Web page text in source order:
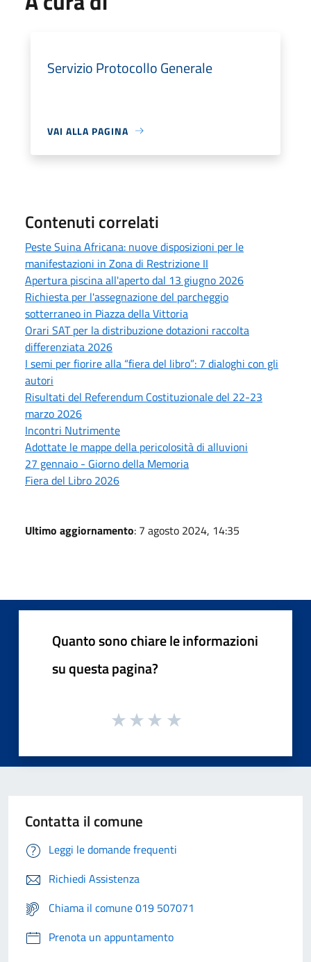
Servizio Protocollo Generale
VAI ALLA PAGINA
Contenuti correlati
Peste Suina Africana: nuove disposizioni per le
manifestazioni in Zona di Restrizione II
Apertura piscina all'aperto dal 13 giugno 2026
Richiesta per l'assegnazione del parcheggio
sotterraneo in Piazza della Vittoria
Orari SAT per la distribuzione dotazioni raccolta
differenziata 2026
I semi per fiorire alla “fiera del libro”: 7 dialoghi con gli
autori
Risultati del Referendum Costituzionale del 22-23
marzo 2026
Incontri Nutrimente
Adottate le mappe della pericolosità di alluvioni
27 gennaio - Giorno della Memoria
Fiera del Libro 2026
Ultimo aggiornamento: 7 agosto 2024, 14:35
Quanto sono chiare le informazioni
su questa pagina?
Contatta il comune
Leggi le domande frequenti
Richiedi Assistenza
Chiama il comune 019 507071
Prenota un appuntamento